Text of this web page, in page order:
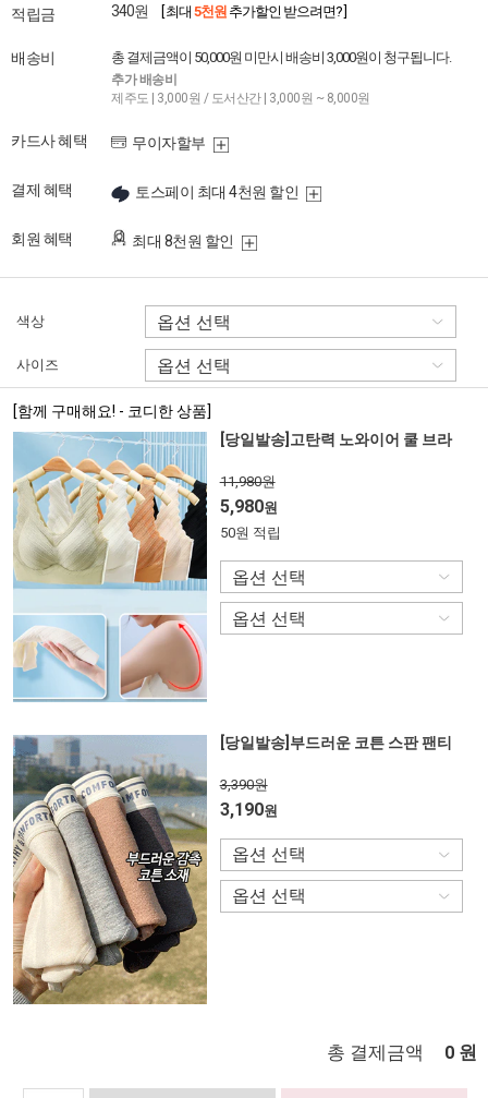
적립금 340원 [ 최대 5천원 추가할인 받으려면? ]
배송비 총 결제금액이 50,000원 미만시 배송비 3,000원이 청구됩니다.
추가 배송비
제주도 | 3,000원 / 도서산간 | 3,000원 ~ 8,000원
카드사 혜택 무이자할부
결제 혜택 토스페이 최대 4천원 할인
회원 혜택 최대 8천원 할인
색상
사이즈
[함께 구매해요! - 코디한 상품]
[당일발송]고탄력 노와이어 쿨 브라
11,980원
5,980원
50원 적립
[당일발송]부드러운 코튼 스판 팬티
3,390원
3,190원
총 결제금액 0 원